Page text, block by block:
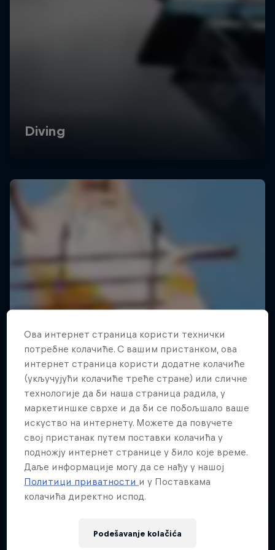
Ова интернет страница користи технички
потребне колачиће. С вашим пристанком, ова
интернет страница користи додатне колачиће
(укључујући колачиће треће стране) или сличне
технологије да би наша страница радила, у
маркетиншке сврхе и да би се побољшало ваше
искуство на интернету. Можете да повучете
свој пристанак путем поставки колачића у
подножју интернет странице у било које време.
Даље информације могу да се нађу у нашој
Политици приватности и у Поставкама
колачића директно испод.
Podešavanje kolačića